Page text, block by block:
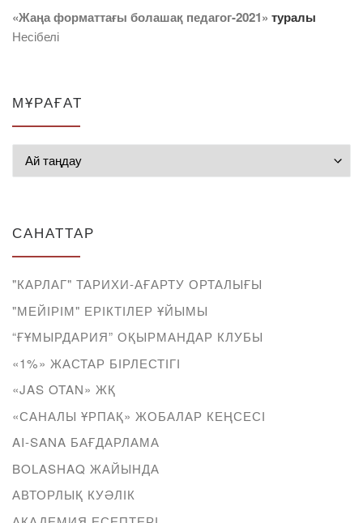
«Жаңа форматтағы болашақ педагог-2021» туралы
Несібелі
МҰРАҒАТ
САНАТТАР
"КАРЛАГ" ТАРИХИ-АҒАРТУ ОРТАЛЫҒЫ
"МЕЙІРІМ" ЕРІКТІЛЕР ҰЙЫМЫ
“ҒҰМЫРДАРИЯ” ОҚЫРМАНДАР КЛУБЫ
«1%» ЖАСТАР БІРЛЕСТІГІ
«JAS OTAN» ЖҚ
«САНАЛЫ ҰРПАҚ» ЖОБАЛАР КЕҢСЕСІ
AI-SANA БАҒДАРЛАМА
BOLASHAQ ЖАЙЫНДА
АВТОРЛЫҚ КУӘЛІК